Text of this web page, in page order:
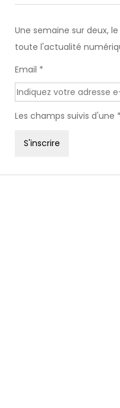
Une semaine sur deux,
toute l'actualité
Email *
Les champs suivis d'une